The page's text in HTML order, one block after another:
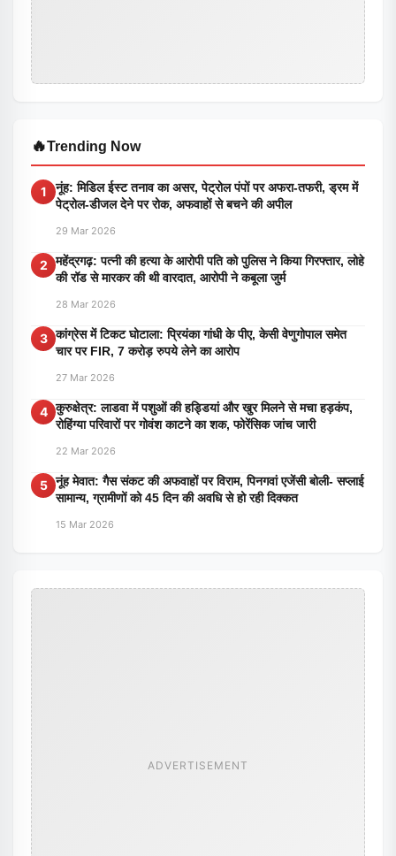
🔥Trending Now
1
नूंह: मिडिल ईस्ट तनाव का असर, पेट्रोल पंपों पर अफरा-तफरी, ड्रम में
पेट्रोल-डीजल देने पर रोक, अफवाहों से बचने की अपील
29 Mar 2026
2
महेंद्रगढ़: पत्नी की हत्या के आरोपी पति को पुलिस ने किया गिरफ्तार, लोहे
की रॉड से मारकर की थी वारदात, आरोपी ने कबूला जुर्म
28 Mar 2026
3 कांग्रेस में टिकट घोटाला: प्रियंका गांधी के पीए, केसी वेणुगोपाल समेत
चार पर FIR, 7 करोड़ रुपये लेने का आरोप
27 Mar 2026
4 कुरुक्षेत्र: लाडवा में पशुओं की हड्डियां और खुर मिलने से मचा हड़कंप,
रोहिंग्या परिवारों पर गोवंश काटने का शक, फोरेंसिक जांच जारी
22 Mar 2026
5 नूंह मेवात: गैस संकट की अफवाहों पर विराम, पिनगवां एजेंसी बोली- सप्लाई
सामान्य, ग्रामीणों को 45 दिन की अवधि से हो रही दिक्कत
15 Mar 2026
ADVERTISEMENT